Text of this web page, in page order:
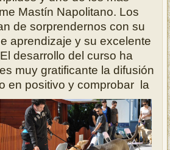
Mastín Napolitano. Los
de sorprendernos con su
aprendizaje y su excelente
desarrollo del curso ha
muy gratificante la difusión
en positivo y comprobar la